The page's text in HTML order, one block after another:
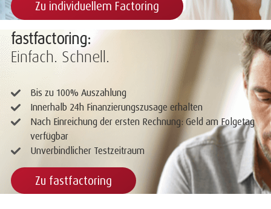
Zu individuellem Factoring
fastfactoring:
Einfach. Schnell.
Bis zu 100% Auszahlung
Innerhalb 24h Finanzierungszusage erhalten
Nach Einreichung der ersten Rechnung: Geld am Folgetag
verfügbar
Unverbindlicher Testzeitraum
Zu fastfactoring